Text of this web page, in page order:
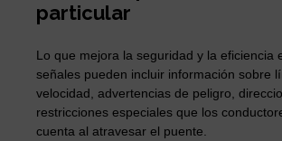
particular
Lo que mejora la seguridad y la eficiencia
señales pueden incluir información sobre
velocidad, advertencias de peligro,
restricciones especiales que los
cuenta al atravesar el puente.